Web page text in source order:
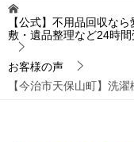
【公式】不用品回収な
敷・遺品整理など24時間
お客様の声
【今治市天保山町】洗